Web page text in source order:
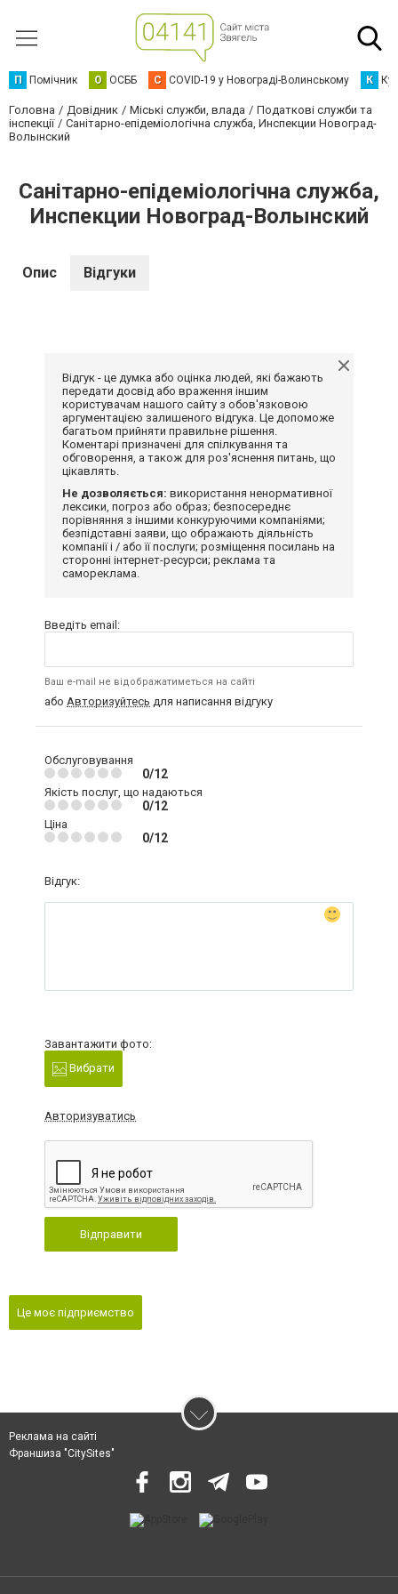
П Помічник О ОСББ C COVID-19 у Новограді-Волинському К
Головна Довідник Міські служби, влада
Податкові служби та
інспекції
Санітарно-епідеміологічна служба, Инспекции Новоград-
Волынский
Санітарно-епідеміологічна служба,
Инспекции Новоград-Волынский
Опис Відгуки
Відгук - це думка або оцінка людей, які бажають
передати досвід або враження іншим
користувачам нашого сайту з обов'язковою
аргументацією залишеного відгука. Це допоможе
багатьом прийняти правильне рішення.
Коментарі призначені для спілкування та
обговорення, а також для роз'яснення питань, що
цікавлять.
Не дозволяється: використання ненормативної
лексики, погроз або образ; безпосереднє
порівняння з іншими конкуруючими компаніями;
безпідставні заяви, що ображають діяльність
компанії і / або її послуги; розміщення посилань на
сторонні інтернет-ресурси; реклама та
самореклама.
Введіть email:
Ваш e-mail не відображатиметься на сайті
або Авторизуйтесь для написання відгуку
Обслуговування
0/12
Якість послуг, що надаються
0/12
Ціна
0/12
Відгук:
Завантажити фото:
Вибрати
Авторизуватись
Відправити
Це моє підприємство
Реклама на сайті
Франшиза "CitySites"